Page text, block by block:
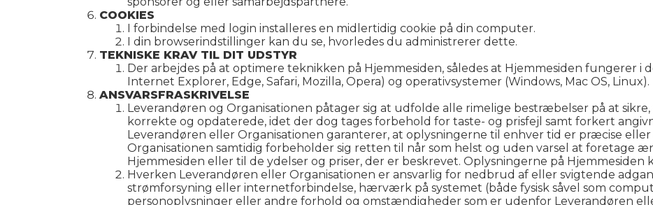
COOKIES
I forbindelse med login installeres en midlertidig cookie på din computer.
I din browserindstillinger kan du se, hvorledes du administrerer dette.
TEKNISKE KRAV TIL DIT UDSTYR
Der arbejdes på at optimere teknikken på Hjemmesiden, således at Hjemmesiden fungerer i
Internet Explorer, Edge, Safari, Mozilla, Opera) og operativsystemer (Windows, Mac OS, Linux).
ANSVARSFRASKRIVELSE
Leverandøren og Organisationen påtager sig at udfolde alle rimelige bestræbelser på at
korrekte og opdaterede, idet der dog tages forbehold for taste- og prisfejl samt forkert
Leverandøren eller Organisationen garanterer, at oplysningerne til enhver tid er præcise
Organisationen samtidig forbeholder sig retten til når som helst og uden varsel at foretage
Hjemmesiden eller til de ydelser og priser, der er beskrevet. Oplysningerne på
Hverken Leverandøren eller Organisationen er ansvarlig for nedbrud af eller svigtende
strømforsyning eller internetforbindelse, hærværk på systemet (både fysisk såvel som
personoplysninger eller andre forhold og omstændigheder som er udenfor Leverandøren